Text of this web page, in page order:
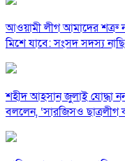
আওয়ামী লীগ আমাদের শত্রু
মিশে যাবে: সংসদ সদস্য
শহীদ আহসান জুলাই যোদ্ধা
বললেন, ‘সারজিসও ছাত্রলীগ